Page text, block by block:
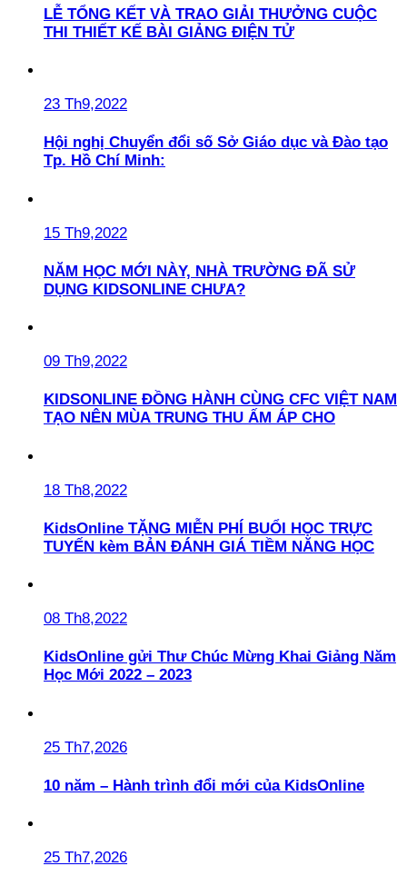
LỄ TỔNG KẾT VÀ TRAO GIẢI THƯỞNG CUỘC
THI THIẾT KẾ BÀI GIẢNG ĐIỆN TỬ
23 Th9,2022
Hội nghị Chuyển đổi số Sở Giáo dục và Đào tạo
Tp. Hồ Chí Minh:
15 Th9,2022
NĂM HỌC MỚI NÀY, NHÀ TRƯỜNG ĐÃ SỬ
DỤNG KIDSONLINE CHƯA?
09 Th9,2022
KIDSONLINE ĐỒNG HÀNH CÙNG CFC VIỆT NAM
TẠO NÊN MÙA TRUNG THU ẤM ÁP CHO
18 Th8,2022
KidsOnline TẶNG MIỄN PHÍ BUỔI HỌC TRỰC
TUYẾN kèm BẢN ĐÁNH GIÁ TIỀM NĂNG HỌC
08 Th8,2022
KidsOnline gửi Thư Chúc Mừng Khai Giảng Năm
Học Mới 2022 – 2023
25 Th7,2026
10 năm – Hành trình đổi mới của KidsOnline
25 Th7,2026